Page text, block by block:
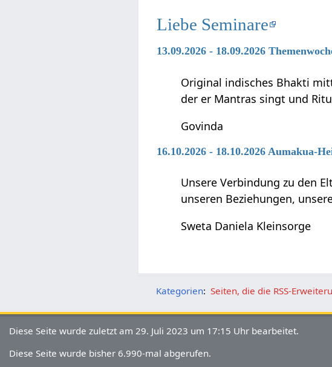
Liebe Seminare
13.09.2026 - 18.09.2026
Original indisches Bhakti
der er Mantras singt und
Govinda
16.10.2026 - 18.10.2026 Aumakua-
Unsere Verbindung zu den
unseren Beziehungen,
Sweta Daniela Kleinsorge
Kategorien: Seiten, die die RSS-
Diese Seite wurde zuletzt am 29. Juli 2023 um 17:15 Uhr bearbeitet.
Diese Seite wurde bisher 6.990-mal abgerufen.